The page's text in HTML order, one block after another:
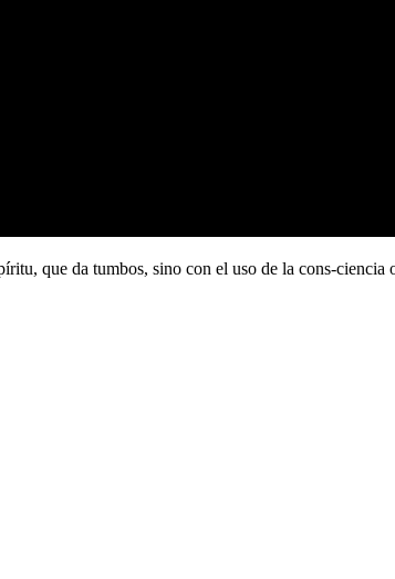
que da tumbos, sino con el uso de la cons-ciencia